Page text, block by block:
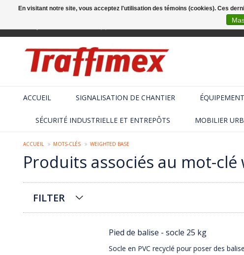
ACCUEIL SIGNALISATION DE CHANTIER
SÉCURITÉ INDUSTRIELLE ET ENTREPÔTS MOBILIER
ACCUEIL MOTS-CLÉS WEIGHTED BASE
Produits associés au mot-clé
FILTER
Pied de balise - socle 25 kg
Socle en PVC recyclé pour poser des
En visitant notre site, vous acceptez l'utilisation des témoins (cookies). Ces